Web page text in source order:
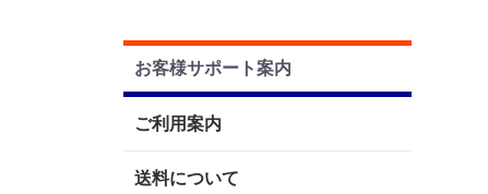
お客様サポート案内
ご利用案内
送料について